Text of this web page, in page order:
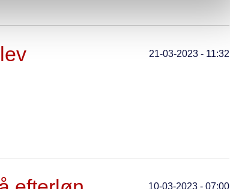
21-03-2023 - 11:32
10-03-2023 - 07:00